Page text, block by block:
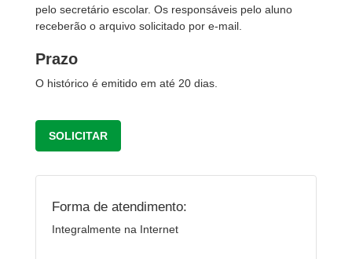
pelo secretário escolar. Os responsáveis pelo aluno
receberão o arquivo solicitado por e-mail.
Prazo
O histórico é emitido em até 20 dias.
SOLICITAR
Forma de atendimento:
Integralmente na Internet